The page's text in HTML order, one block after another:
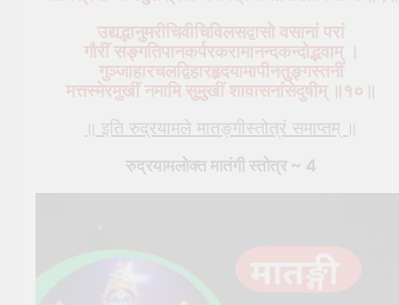
उद्यद्भानुमरीचिवीचिविलसद्वासो वसानां परां
गौरीं सङ्गतिपानकर्परकरामानन्दकन्दोद्भवाम् ।
गुञ्जाहारचलद्विहारहृदयामापीनतुङ्गस्तनीं
मत्तस्मेरमुखीं नमामि सुमुखीं शावासनांसेदुषीम् ॥१०॥
॥ इति रुद्रयामले मातङ्गीस्तोत्रं समाप्तम् ॥
रुद्रयामलोक्त मातंगी स्तोत्र ~ 4